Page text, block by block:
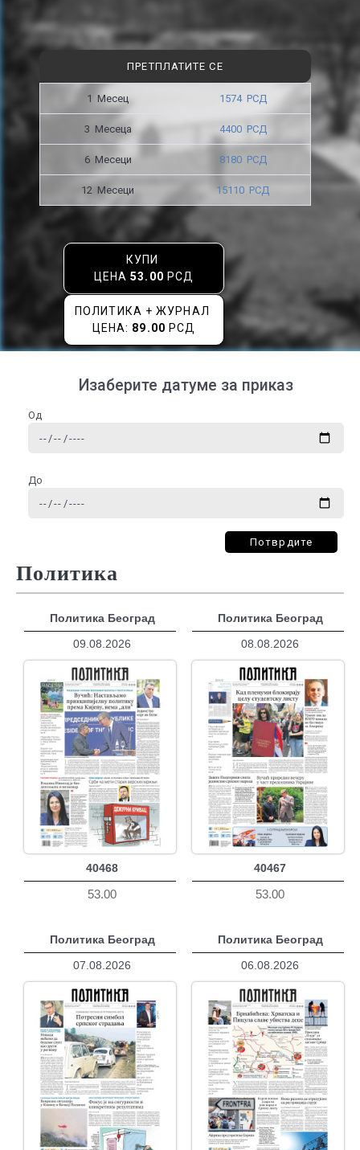
ПРЕТПЛАТИТЕ СЕ
1 Месец 1574 РСД
3 Месецa 4400 РСД
6 Месеци 8180 РСД
12 Месеци 15110 РСД
КУПИ
ЦЕНА53.00 РСД
ПОЛИТИКА + ЖУРНАЛ
ЦЕНА: 89.00 РСД
Изаберите датуме за приказ
Од
До
Потврдите
Политика
Политика Београд
09.08.2026
40468
53.00
Политика Београд
08.08.2026
40467
53.00
Политика Београд
07.08.2026
Политика Београд
06.08.2026